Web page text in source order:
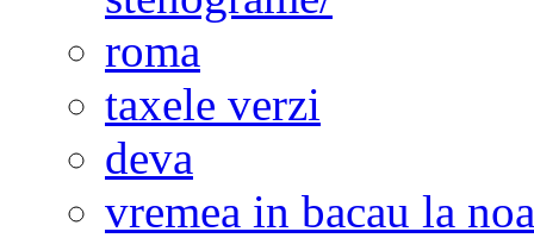
roma
taxele verzi
deva
vremea in bacau la